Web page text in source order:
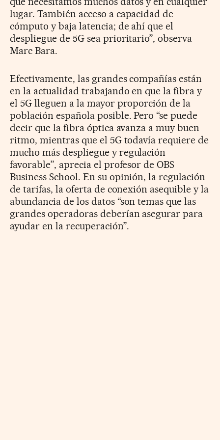
lugar. También acceso a capacidad de
cómputo y baja latencia; de ahí que el
despliegue de 5G sea prioritario”, observa
Marc Bara.
Efectivamente, las grandes compañías están
en la actualidad trabajando en que la fibra y
el 5G lleguen a la mayor proporción de la
población española posible. Pero “se puede
decir que la fibra óptica avanza a muy buen
ritmo, mientras que el 5G todavía requiere de
mucho más despliegue y regulación
favorable”, aprecia el profesor de OBS
Business School. En su opinión, la regulación
de tarifas, la oferta de conexión asequible y la
abundancia de los datos “son temas que las
grandes operadoras deberían asegurar para
ayudar en la recuperación”.